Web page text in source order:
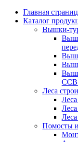
Главная
Каталог
Вышки-
Леса
Помосты